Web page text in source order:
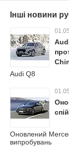
Інші новини
Audi Q8
Оновлений
випробувань